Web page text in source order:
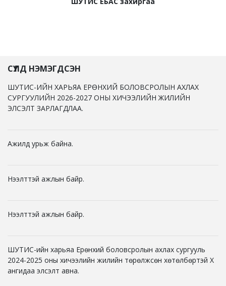
СҮҮЛД НЭМЭГДСЭН
ШУТИС-ИЙН ХАРЬЯА ЕРӨНХИЙ БОЛОВСРОЛЫН АХЛАХ
СУРГУУЛИЙН 2026-2027 ОНЫ ХИЧЭЭЛИЙН ЖИЛИЙН
ЭЛСЭЛТ ЗАРЛАГДЛАА.
Ажилд урьж байна.
Нээлттэй ажлын байр.
Нээлттэй ажлын байр.
ШУТИС-ийн харьяа Ерөнхий боловсролын ахлах сургууль
2024-2025 оны хичээлийн жилийн төрөлжсөн хөтөлбөртэй X
ангидаа элсэлт авна.